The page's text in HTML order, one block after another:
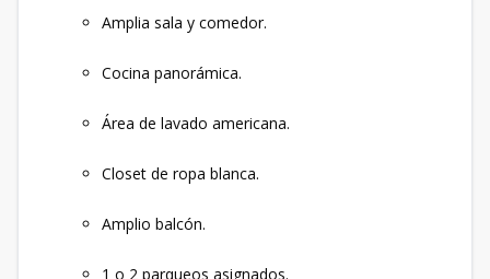
Amplia sala y comedor.
Cocina panorámica.
Área de lavado americana.
Closet de ropa blanca.
Amplio balcón.
1 o 2 parqueos asignados.